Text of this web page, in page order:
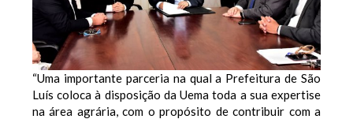
“Uma importante parceria na qual a Prefeitura de São
Luís coloca à disposição da Uema toda a sua expertise
na área agrária, com o propósito de contribuir com a